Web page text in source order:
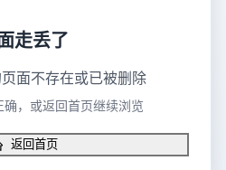
走丢了
面不存在或已被删除
确，或返回首页继续浏览
返回首页